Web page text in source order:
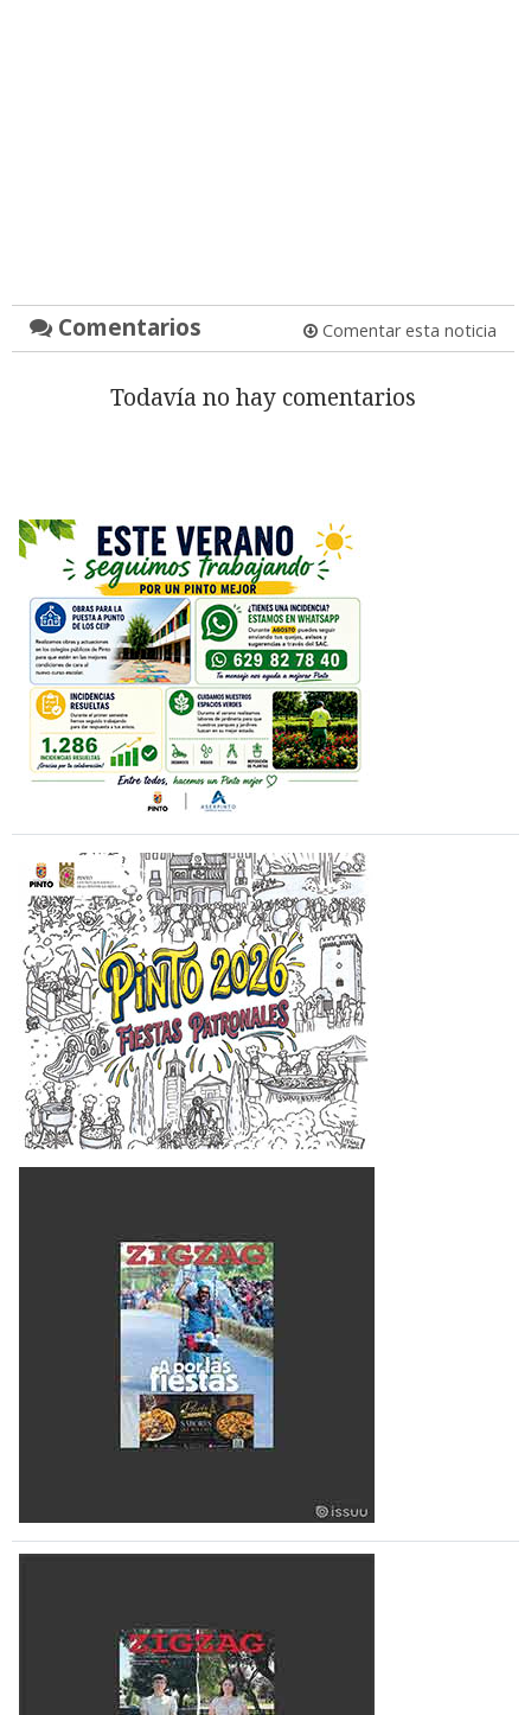
Comentarios Comentar esta noticia
Todavía no hay comentarios